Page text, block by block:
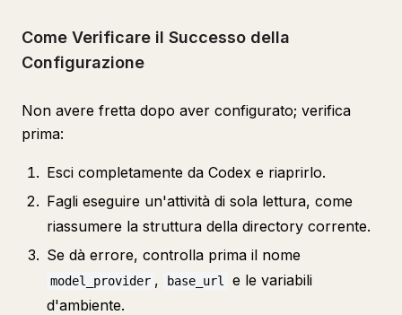
Come Verificare il Successo della
Configurazione
Non avere fretta dopo aver configurato; verifica
prima:
Esci completamente da Codex e riaprirlo.
Fagli eseguire un'attività di sola lettura, come
riassumere la struttura della directory corrente.
Se dà errore, controlla prima il nome
model_provider , base_url
e le variabili
d'ambiente.